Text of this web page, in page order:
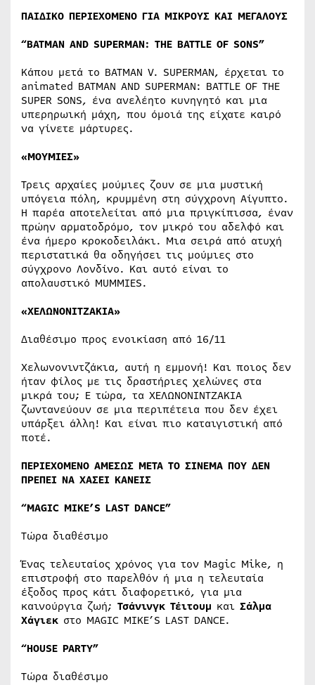
ΠΑΙΔΙΚΟ ΠΕΡΙΕΧΟΜΕΝΟ ΓΙΑ ΜΙΚΡΟΥΣ ΚΑΙ ΜΕΓΑΛΟΥΣ
“BATMAN AND SUPERMAN: THE BATTLE OF SONS”
Κάπου μετά το BATMAN V. SUPERMAN, έρχεται το
animated ΒΑΤΜΑΝ AND SUPERMAN: BATTLE OF THE
SUPER SONS, ένα ανελέητο κυνηγητό και μια
υπερηρωική μάχη, που όμοιά της είχατε καιρό
να γίνετε μάρτυρες.
«ΜΟΥΜΙΕΣ»
Τρεις αρχαίες μούμιες ζουν σε μια μυστική
υπόγεια πόλη, κρυμμένη στη σύγχρονη Αίγυπτο.
Η παρέα αποτελείται από μια πριγκίπισσα, έναν
πρώην αρματοδρόμο, τον μικρό του αδελφό και
ένα ήμερο κροκοδειλάκι. Μια σειρά από ατυχή
περιστατικά θα οδηγήσει τις μούμιες στο
σύγχρονο Λονδίνο. Και αυτό είναι το
απολαυστικό MUMMIES.
«ΧΕΛΩΝΟΝΙΤΖΑΚΙΑ»
Διαθέσιμο προς ενοικίαση από 16/11
Χελωνονιντζάκια, αυτή η εμμονή! Και ποιος δεν
ήταν φίλος με τις δραστήριες χελώνες στα
μικρά του; Ε τώρα, τα ΧΕΛΩΝΟΝΙΝΤΖΑΚΙΑ
ζωντανεύουν σε μια περιπέτεια που δεν έχει
υπάρξει άλλη! Και είναι πιο καταιγιστική από
ποτέ.
ΠΕΡΙΕΧΟΜΕΝΟ ΑΜΕΣΩΣ ΜΕΤΑ ΤΟ ΣΙΝΕΜΑ ΠΟΥ ΔΕΝ
ΠΡΕΠΕΙ ΝΑ ΧΑΣΕΙ ΚΑΝΕΙΣ
“MAGIC MIKE’S LAST DANCE”
Τώρα διαθέσιμο
Ένας τελευταίος χρόνος για τον Magic Mike, η
επιστροφή στο παρελθόν ή μια η τελευταία
έξοδος προς κάτι διαφορετικό, για μια
καινούργια ζωή; Τσάνινγκ Τέιτουμ και Σάλμα
Χάγιεκ στο MAGIC MIKE’S LAST DANCE.​
“HOUSE PARTY”
Tώρα διαθέσιμο